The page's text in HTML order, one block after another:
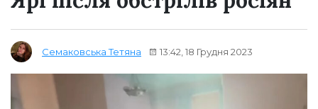
Семаковська Тетяна 13:42, 18 Грудня 2023